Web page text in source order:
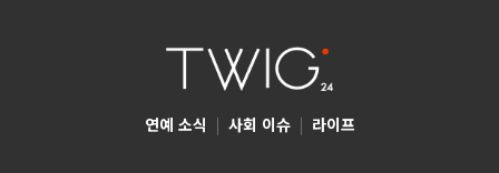
연예 소식 | 사회 이슈 | 라이프